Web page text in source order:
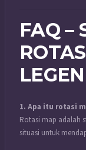
FAQ –
1. Apa itu rotasi
Rotasi map adalah
situasi untuk